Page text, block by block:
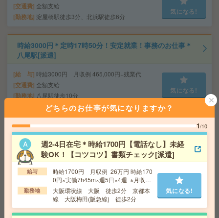
交通費 全額支給
勤務地 淀屋橋駅徒歩3分、北浜駅徒歩6分
気になる!
時給3000円＊定時17時50分！安定就業！事務のお仕事＊
八尾駅[派遣]
給 与 時給3000円 月収例 465,000円+残業代
交通費 全額支給
勤務地 八尾駅徒歩10分
気になる!
時給1450円＊未経験OK＊共済組合にて保険健康課でのお
仕事[派遣]
給 与 時給1450円 ※月収例 225000円～
交通費 交通費規定に基づき交通費支給
勤務地 畝傍御陵前駅 徒歩4分
＼直雇用可能性あり／残業なしで9-17時〇倉庫内で軽作
業＊50代活躍中[派遣]
どちらのお仕事が気になりますか？
1/10
週2-4日在宅＊時給1700円【電話なし】未経
験OK！【コツコツ】書類チェック[派遣]
給与
時給1700円 月収例 26万円 時給170
0円×実働7h45m×週5日×4週 ※月収例
を保証するものではありません。
勤務地
大阪環状線 大阪 徒歩2分 京都本
線 大阪梅田(阪急線) 徒歩2分
気になる!